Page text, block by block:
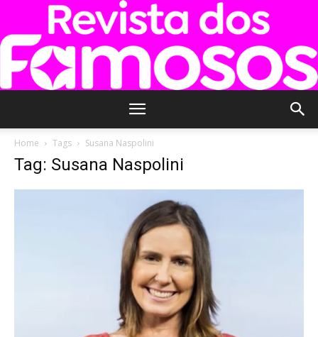
Famosos
Home Tags Susana Naspolini
Tag: Susana Naspolini